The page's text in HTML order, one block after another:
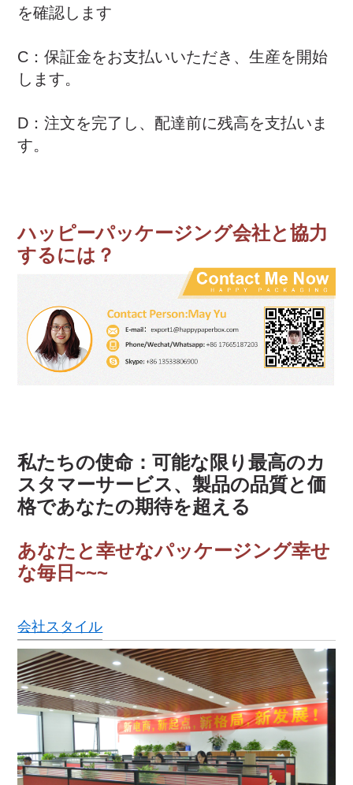
を確認します
C：保証金をお支払いいただき、生産を開始
します。
D：注文を完了し、配達前に残高を支払いま
す。
ハッピーパッケージング会社と協力
するには？
私たちの使命：可能な限り最高のカ
スタマーサービス、製品の品質と価
格であなたの期待を超える
あなたと幸せなパッケージング幸せ
な毎日~~~
会社スタイル